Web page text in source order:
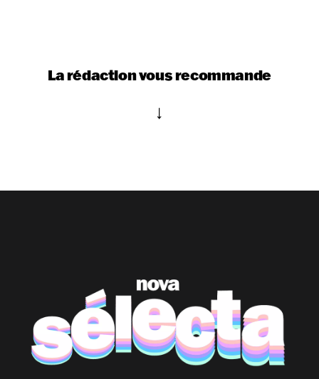
La rédaction vous recommande